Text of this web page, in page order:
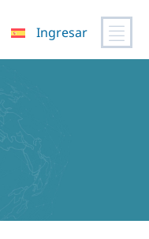
Ingresar